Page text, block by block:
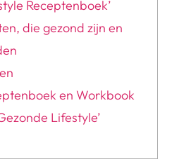
Receptenboek’
die gezond zijn en
en Workbook
Lifestyle’